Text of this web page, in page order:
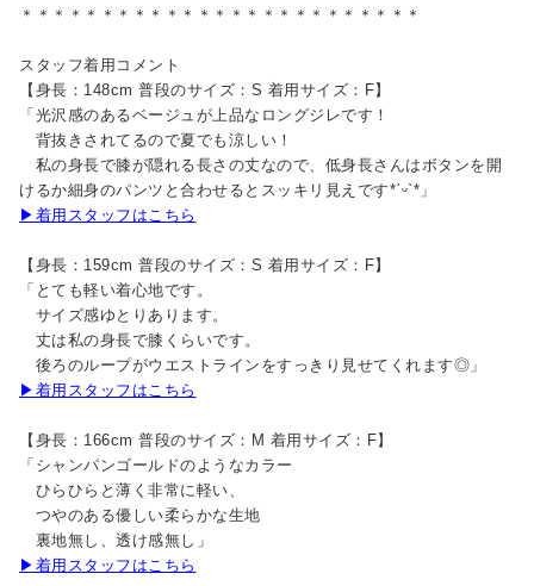
＊＊＊＊＊＊＊＊＊＊＊＊＊＊＊＊＊＊＊＊＊＊＊＊＊
スタッフ着用コメント
【身長：148cm 普段のサイズ：S 着用サイズ：F】
「光沢感のあるベージュが上品なロングジレです！
背抜きされてるので夏でも涼しい！
私の身長で膝が隠れる長さの丈なので、低身長さんはボタンを開
けるか細身のパンツと合わせるとスッキリ見えです*ˊᵕˋ*」
▶着用スタッフはこちら
【身長：159cm 普段のサイズ：S 着用サイズ：F】
「とても軽い着心地です。
サイズ感ゆとりあります。
丈は私の身長で膝くらいです。
後ろのループがウエストラインをすっきり見せてくれます◎」
▶着用スタッフはこちら
【身長：166cm 普段のサイズ：M 着用サイズ：F】
「シャンパンゴールドのようなカラー
ひらひらと薄く非常に軽い、
つやのある優しい柔らかな生地
裏地無し、透け感無し」
▶着用スタッフはこちら